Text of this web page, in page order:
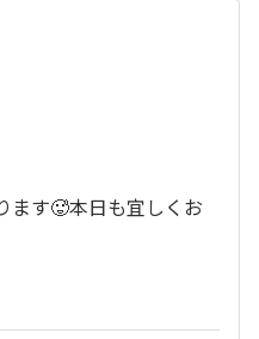
ます🥵本日も宜しくお